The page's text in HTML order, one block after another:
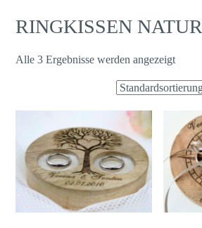
RINGKISSEN NATUR
Alle 3 Ergebnisse werden angezeigt